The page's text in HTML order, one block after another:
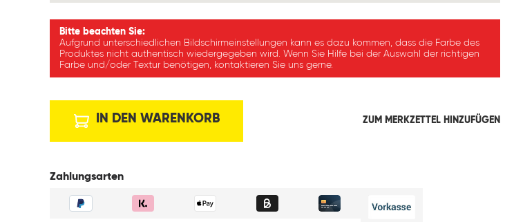
Bitte beachten Sie:
Aufgrund unterschiedlichen Bildschirmeinstellungen kann es dazu kommen, dass die Farbe des
Produktes nicht authentisch wiedergegeben wird. Wenn Sie Hilfe bei der Auswahl der richtigen
Farbe und/oder Textur benötigen, kontaktieren Sie uns gerne.
IN DEN WARENKORB ZUM MERKZETTEL HINZUFÜGEN
Zahlungsarten